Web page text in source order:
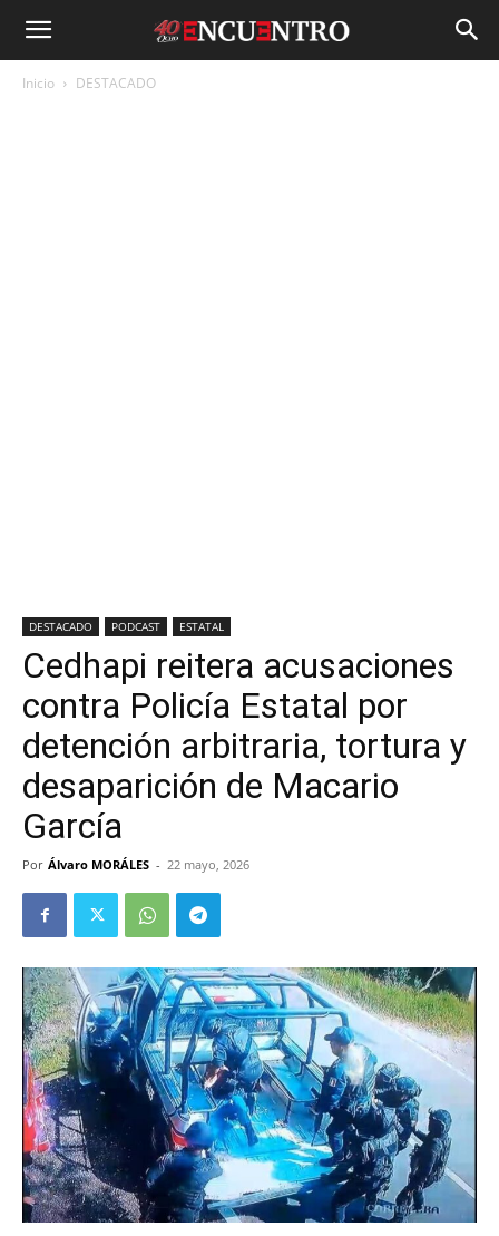
Inicio DESTACADO
DESTACADO PODCAST ESTATAL
Cedhapi reitera acusaciones
contra Policía Estatal por
detención arbitraria, tortura y
desaparición de Macario
García
Por Álvaro MORÁLES - 22 mayo, 2026